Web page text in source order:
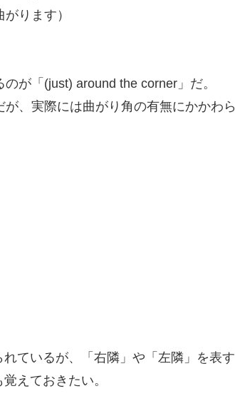
ります）
が「(just) around the corner」だ。
が、実際には曲がり角の有無にかかわら
ているが、「右隣」や「左隣」を表す
えておきたい。